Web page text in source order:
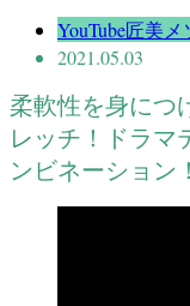
YouTube匠美メ
2021.05.03
柔軟性を身につ
レッチ！ドラマ
ンビネーション！